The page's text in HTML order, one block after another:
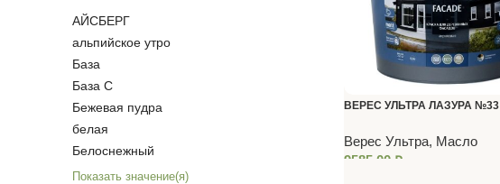
АЙСБЕРГ
альпийское утро
База
База С
Бежевая пудра
белая
Белоснежный
Показать значение(я)
ВЕРЕС УЛЬТРА ЛАЗУРА №33
Верес Ультра, Масло
9585,00 ₽